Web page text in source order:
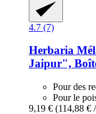
4.7 (7)
Herbaria
Jaipur",
Pour des
Pour le
9,19 € (114,88 €